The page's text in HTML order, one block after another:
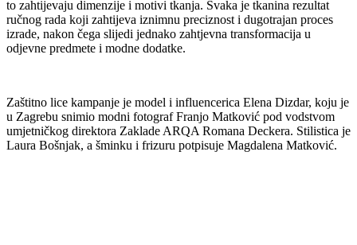
to zahtijevaju dimenzije i motivi tkanja. Svaka je tkanina rezultat
ručnog rada koji zahtijeva iznimnu preciznost i dugotrajan proces
izrade, nakon čega slijedi jednako zahtjevna transformacija u
odjevne predmete i modne dodatke.
Zaštitno lice kampanje je model i influencerica Elena Dizdar, koju je
u Zagrebu snimio modni fotograf Franjo Matković pod vodstvom
umjetničkog direktora Zaklade ARQA Romana Deckera. Stilistica je
Laura Bošnjak, a šminku i frizuru potpisuje Magdalena Matković.